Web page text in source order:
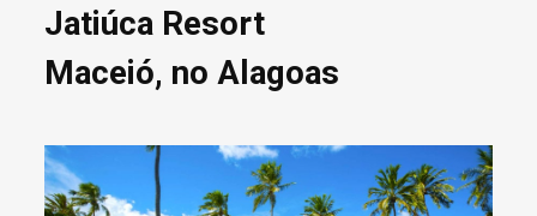
Jatiúca Resort
Maceió, no Alagoas